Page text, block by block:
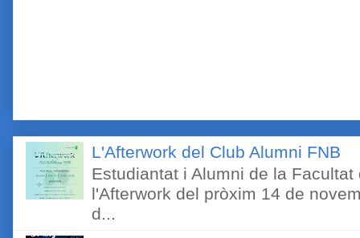
L'Afterwork del Club Alumni FNB
Estudiantat i Alumni de la
l'Afterwork del pròxim 14 de
d...